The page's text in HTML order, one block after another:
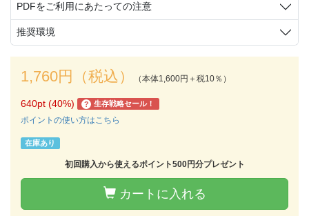
PDFをご利用にあたっての注意
推奨環境
1,760円（税込） （本体1,600円＋税10％）
640pt (40%) ? 生存戦略セール！
ポイントの使い方はこちら
在庫あり
初回購入から使えるポイント500円分プレゼント
カートに入れる